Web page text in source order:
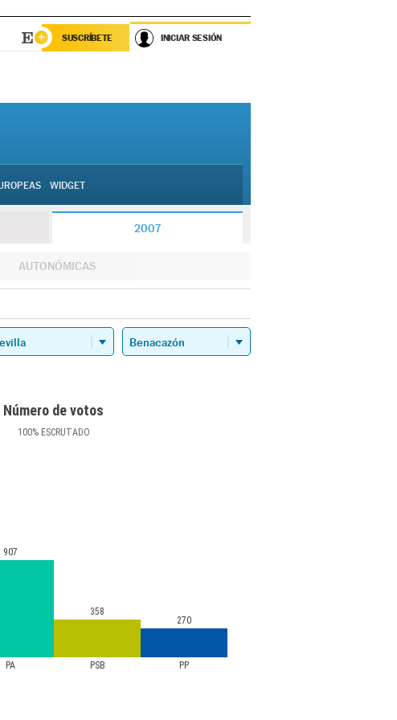
SUSCRÍBETE INICIAR SESIÓN
WIDGET
2007
AUTONÓMICAS
Número de votos
100%ESCRUTADO
PA PSB PP
907
358
270